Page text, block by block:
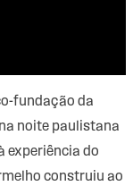
fundação da
noite paulistana
experiência do
construiu ao